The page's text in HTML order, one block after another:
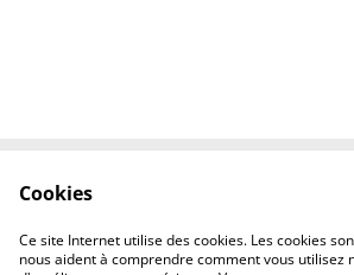
Politique de
confidentialité
Cookies
Ce site Internet utilise des cookies. Les cookies
nous aident à comprendre comment vous utilisez